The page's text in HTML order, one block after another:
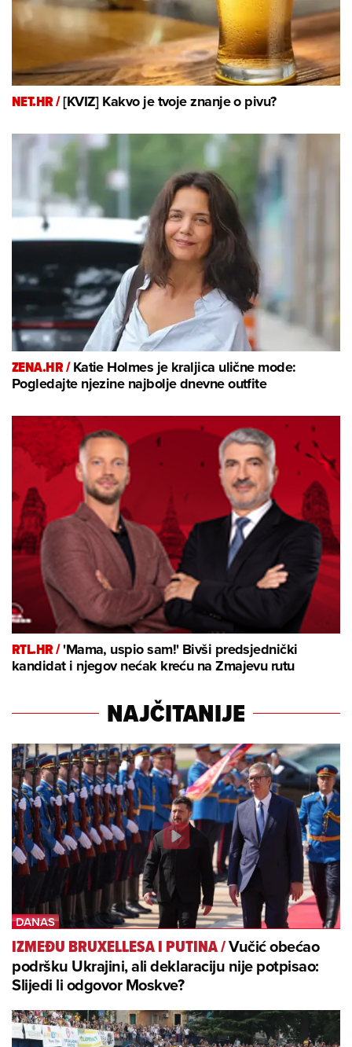
NET.HR /[KVIZ] Kakvo je tvoje znanje o pivu?
ZENA.HR /Katie Holmes je kraljica ulične mode:
Pogledajte njezine najbolje dnevne outfite
RTL.HR /'Mama, uspio sam!' Bivši predsjednički
kandidat i njegov nećak kreću na Zmajevu rutu
NAJČITANIJE
IZMEĐU BRUXELLESA I PUTINA/Vučić obećao
podršku Ukrajini, ali deklaraciju nije potpisao:
Slijedi li odgovor Moskve?